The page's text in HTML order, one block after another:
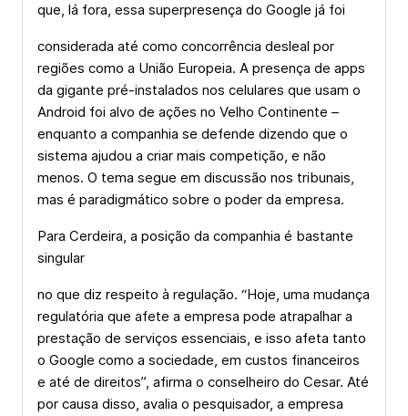
que, lá fora, essa superpresença do Google já foi
considerada até como concorrência desleal por
regiões como a União Europeia. A presença de apps
da gigante pré-instalados nos celulares que usam o
Android foi alvo de ações no Velho Continente –
enquanto a companhia se defende dizendo que o
sistema ajudou a criar mais competição, e não
menos. O tema segue em discussão nos tribunais,
mas é paradigmático sobre o poder da empresa.
Para Cerdeira, a posição da companhia é bastante
singular
no que diz respeito à regulação. “Hoje, uma mudança
regulatória que afete a empresa pode atrapalhar a
prestação de serviços essenciais, e isso afeta tanto
o Google como a sociedade, em custos financeiros
e até de direitos”, afirma o conselheiro do Cesar. Até
por causa disso, avalia o pesquisador, a empresa